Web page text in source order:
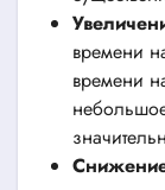
времени
времени